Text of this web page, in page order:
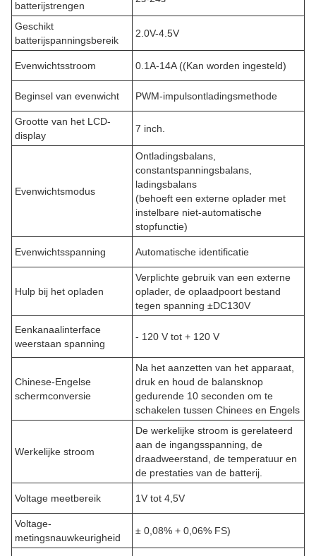
batterijstrengen
Geschikt
batterijspanningsbereik
2.0V-4.5V
Evenwichtsstroom 0.1A-14A ((Kan worden ingesteld)
Beginsel van evenwicht PWM-impulsontladingsmethode
Grootte van het LCD-
display
7 inch.
Evenwichtsmodus
Ontladingsbalans,
constantspanningsbalans,
ladingsbalans
(behoeft een externe oplader met
instelbare niet-automatische
stopfunctie)
Evenwichtsspanning Automatische identificatie
Hulp bij het opladen
Verplichte gebruik van een externe
oplader, de oplaadpoort bestand
tegen spanning ±DC130V
Eenkanaalinterface
weerstaan spanning
- 120 V tot + 120 V
Chinese-Engelse
schermconversie
Na het aanzetten van het apparaat,
druk en houd de balansknop
gedurende 10 seconden om te
schakelen tussen Chinees en Engels
Werkelijke stroom
De werkelijke stroom is gerelateerd
aan de ingangsspanning, de
draadweerstand, de temperatuur en
de prestaties van de batterij.
Voltage meetbereik 1V tot 4,5V
Voltage-
metingsnauwkeurigheid
± 0,08% + 0,06% FS)